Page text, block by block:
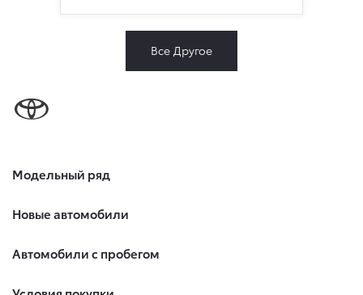
Все Другое
Модельный ряд
Новые автомобили
Автомобили с пробегом